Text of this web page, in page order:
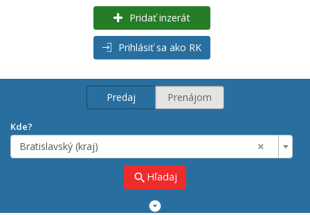
Pridať inzerát
Prihlásiť sa ako RK
Predaj Prenájom
Kde?
×
Bratislavský (kraj)
search Hľadaj